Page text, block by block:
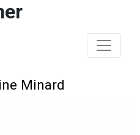
Minard